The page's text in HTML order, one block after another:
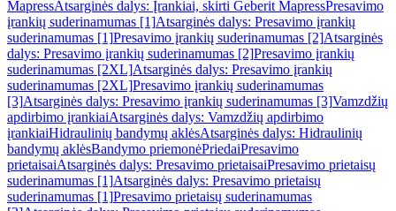
MapressAtsarginės dalys: Įrankiai, skirti Geberit MapressPresavimo
įrankių suderinamumas [1]Atsarginės dalys: Presavimo įrankių
suderinamumas [1]Presavimo įrankių suderinamumas [2]Atsarginės
dalys: Presavimo įrankių suderinamumas [2]Presavimo įrankių
suderinamumas [2XL]Atsarginės dalys: Presavimo įrankių
suderinamumas [2XL]Presavimo įrankių suderinamumas
[3]Atsarginės dalys: Presavimo įrankių suderinamumas [3]Vamzdžių
apdirbimo įrankiaiAtsarginės dalys: Vamzdžių apdirbimo
įrankiaiHidraulinių bandymų aklėsAtsarginės dalys: Hidraulinių
bandymų aklėsBandymo priemonėPriedaiPresavimo
prietaisaiAtsarginės dalys: Presavimo prietaisaiPresavimo prietaisų
suderinamumas [1]Atsarginės dalys: Presavimo prietaisų
suderinamumas [1]Presavimo prietaisų suderinamumas